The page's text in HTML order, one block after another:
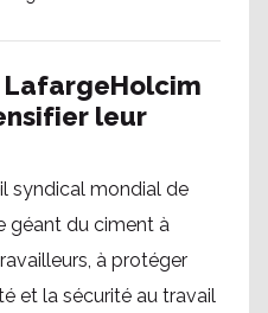
LafargeHolcim
leur
syndical mondial de
géant du ciment à
à protéger
et la sécurité au travail